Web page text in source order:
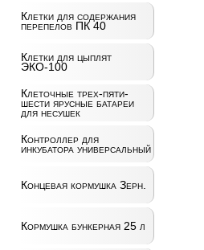
Клетки для содержания
перепелов ПК 40
Клетки для цыплят
ЭКО-100
Клеточные трех-пяти-
шести ярусные батареи
для несушек
Контроллер для
инкубатора универсальный
Концевая кормушка Зерн.
Кормушка бункерная 25 л